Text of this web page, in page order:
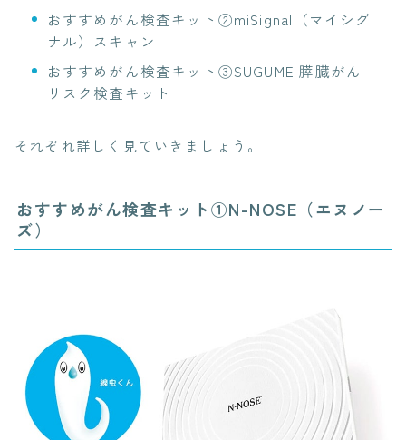
おすすめがん検査キット②miSignal（マイシグ
ナル）スキャン
おすすめがん検査キット③SUGUME 膵臓がん
リスク検査キット
それぞれ詳しく見ていきましょう。
おすすめがん検査キット①N-NOSE（エヌノー
ズ）